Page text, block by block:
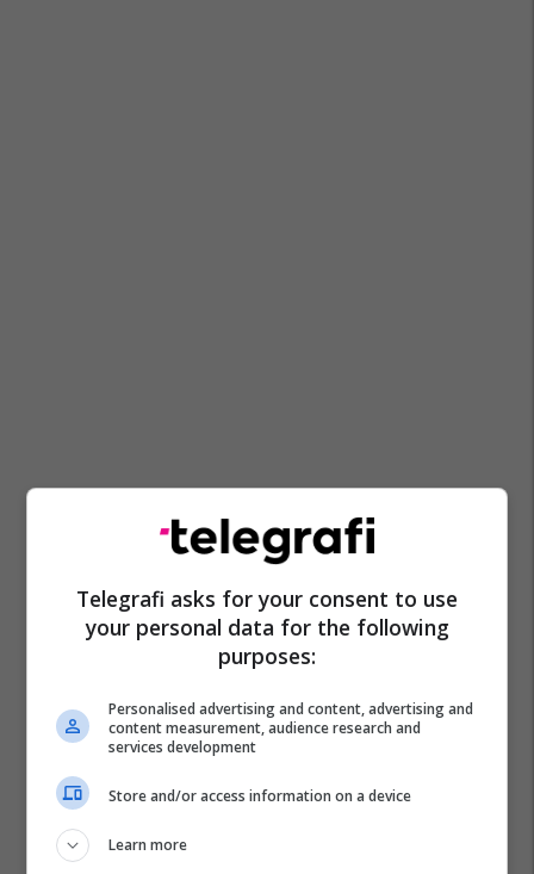
Telegrafi asks for your consent to use
your personal data for the following
purposes:
Personalised advertising and content, advertising and
content measurement, audience research and
services development
Store and/or access information on a device
Learn more